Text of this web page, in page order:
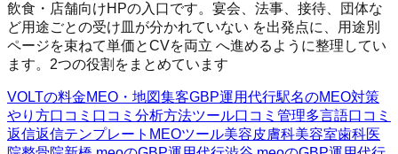
飲食・店舗向けHPの入口です。宴会、法事、接待、団体な
ど用途ごとの受け皿が分かれていない を出発点に、用途別
ページを束ねて単価とCVを両立 へ進めるように整理してい
ます。2つの役割をまとめています
VOLTの料金MEO・地図集客GBP運用代行駅名のMEO対策
やり方口コミ 口コミ分析方法ツール口コミ管理多言語口コミ
返信返信テンプレート MEOツール美容皮膚科美容室歯科医